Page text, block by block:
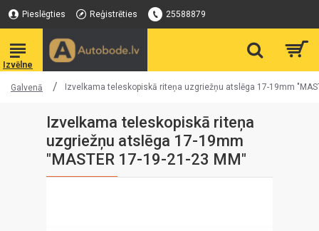
Pieslēgties Reģistrēties 25588879
Galvenā Izvelkama teleskopiskā riteņa uzgriežņu atslēga 17-19mm
Izvelkama teleskopiskā riteņa
uzgriežņu atslēga 17-19mm
"MASTER 17-19-21-23 MM"